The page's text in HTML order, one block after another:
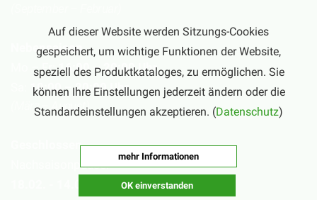
Nebensaison
Mo – Fr:16:00 – 20:00 Uhr
10:00 – 20:00 Uhr
(März – August)
Geschlossen
Nachsaisonpause:
Auf dieser Website werden Sitzungs-Cookies
gespeichert, um wichtige Funktionen der Website,
speziell des Produktkataloges, zu ermöglichen. Sie
können Ihre Einstellungen jederzeit ändern oder die
Standardeinstellungen akzeptieren. (Datenschutz)
mehr Informationen
OK einverstanden